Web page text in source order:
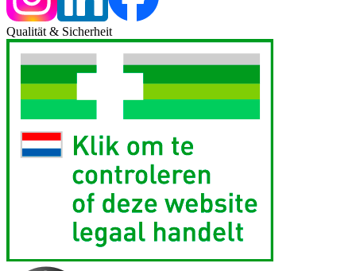
Qualität & Sicherheit